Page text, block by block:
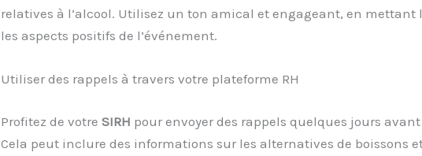
relatives à l’alcool. Utilisez un ton amical et engageant, en mettant
les aspects positifs de l’événement.
Utiliser des rappels à travers votre plateforme RH
Profitez de votre SIRH pour envoyer des rappels quelques jours avant
Cela peut inclure des informations sur les alternatives de boissons